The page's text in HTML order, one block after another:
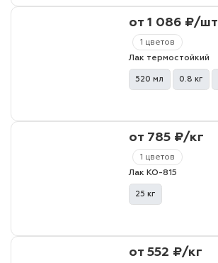
1 цветов
от 1 086 ₽/шт
Лак термостойкий
520 мл 0.8 кг
1 цветов
от 785 ₽/кг
Лак КО-815
25 кг
от 552 ₽/кг